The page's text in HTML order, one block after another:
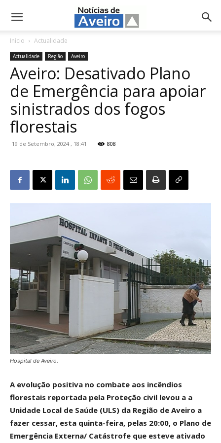
NotíciasdeAveiro.pt
Início Actualidade
Actualidade Região Aveiro
Aveiro: Desativado Plano
de Emergência para apoiar
sinistrados dos fogos
florestais
19 de Setembro, 2024 , 18:41 808
Hospital de Aveiro.
A evolução positiva no combate aos incêndios
florestais reportada pela Proteção civil levou a a
Unidade Local de Saúde (ULS) da Região de Aveiro a
fazer cessar, esta quinta-feira, pelas 20:00, o Plano de
Emergência Externa/ Catástrofe que esteve ativado